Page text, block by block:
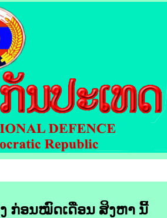
ກ່ອນ​ໝົດ​ເດືອນ ສິງຫາ ນີ້